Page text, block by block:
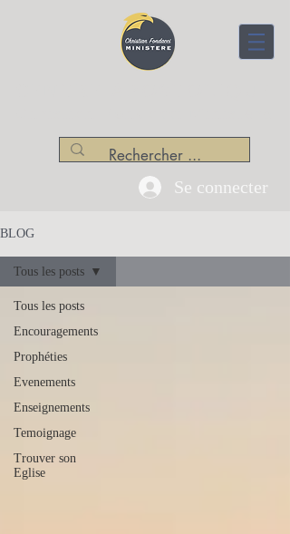
Se connecter
BLOG
Tous les posts
Encouragements
Prophéties
Evenements
Enseignements
Temoignage
Trouver son
Eglise
Tous les posts